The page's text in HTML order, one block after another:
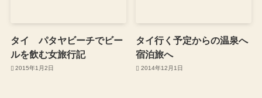
タイ パタヤビーチでビー
ルを飲む女旅行記
2015年1月2日
タイ行く予定からの温泉へ
宿泊旅へ
2014年12月1日